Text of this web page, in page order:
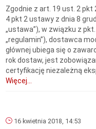
Zgodnie z art. 19 ust. 2 pkt
4 pkt 2 ustawy z dnia 8
„ustawa”), w związku z
„regulamin”), dostawca
głównej ubiega się o
rok dostaw, jest
certyfikację niezależną
Więcej...
16 kwietnia 2018, 14:53